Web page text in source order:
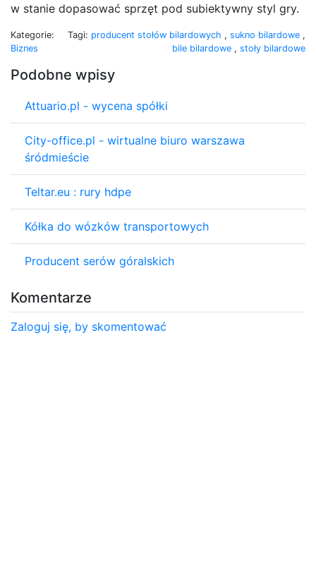
w stanie dopasować sprzęt pod subiektywny styl gry.
Kategorie:
Biznes
Tagi: producent stołów bilardowych , sukno bilardowe ,
bile bilardowe , stoły bilardowe
Podobne wpisy
Attuario.pl - wycena spółki
City-office.pl - wirtualne biuro warszawa
śródmieście
Teltar.eu : rury hdpe
Kółka do wózków transportowych
Producent serów góralskich
Komentarze
Zaloguj się, by skomentować